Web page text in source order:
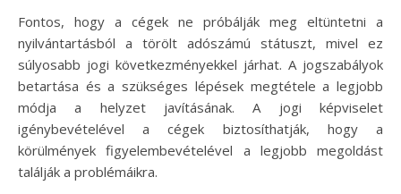
Fontos, hogy a cégek ne próbálják meg eltüntetni a
nyilvántartásból a törölt adószámú státuszt, mivel ez
súlyosabb jogi következményekkel járhat. A jogszabályok
betartása és a szükséges lépések megtétele a legjobb
módja a helyzet javításának. A jogi képviselet
igénybevételével a cégek biztosíthatják, hogy a
körülmények figyelembevételével a legjobb megoldást
találják a problémáikra.